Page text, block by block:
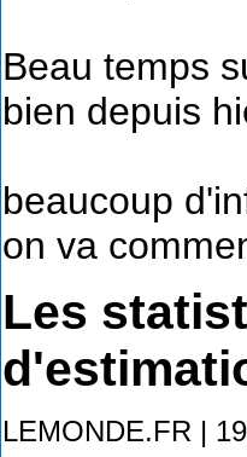
Beau temps
bien depuis
beaucoup
on va
Les
LEMONDE.FR |